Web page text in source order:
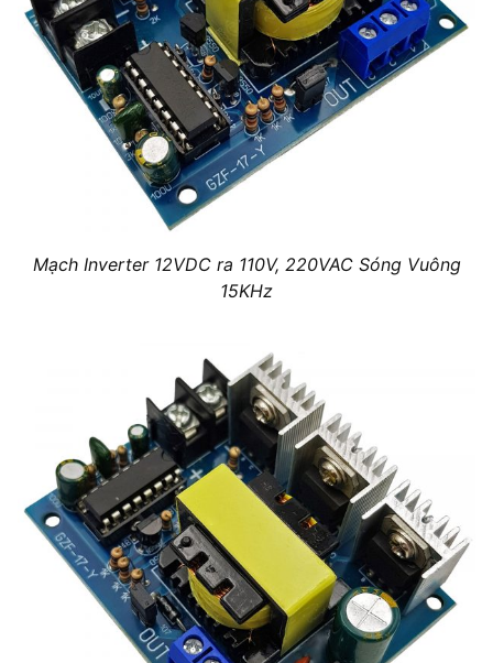
Mạch Inverter 12VDC ra 110V, 220VAC Sóng Vuông
15KHz